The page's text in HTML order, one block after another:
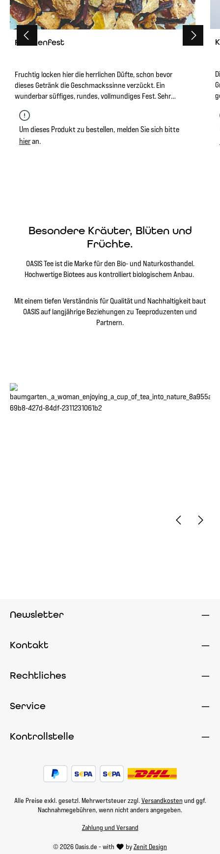
Familienfest
Fruchtig locken hier die herrlichen Düfte, schon bevor
dieses Getränk die Geschmackssinne verzückt. Ein
wunderbar süffiges, rundes, vollmundiges Fest. Sehr
Kaltgetränk. Mit zartem Apfel- und Pfirsicharoma.
Um dieses Produkt zu bestellen, melden Sie sich bitte
hieran.
Besondere Kräuter, Blüten und
Früchte.
OASIS Tee ist die Marke für den Bio- und Naturkosthandel.
Hochwertige Biotees aus kontrolliert biologischem Anbau.
Mit einem tiefen Verständnis für Qualität und Nachhaltigkeit baut
OASIS auf langjährige Beziehungen zu Teeproduzenten und
Partnern.
Bildergalerie überspringen
Newsletter
Kontakt
Rechtliches
Service
Kontrollstelle
Alle Preise exkl. gesetzl. Mehrwertsteuer zzgl. Versandkosten und ggf.
Nachnahmegebühren, wenn nicht anders angegeben.
© 2026 Oasis.de - with byZenit Design
Zahlung und Versand